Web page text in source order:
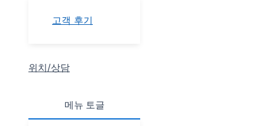
고객 후기
위치/상담
메뉴 토글